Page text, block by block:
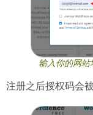
输入你的网站
注册之后授权码会